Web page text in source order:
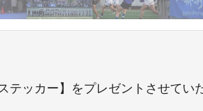
テッカー】をプレゼントさせてい